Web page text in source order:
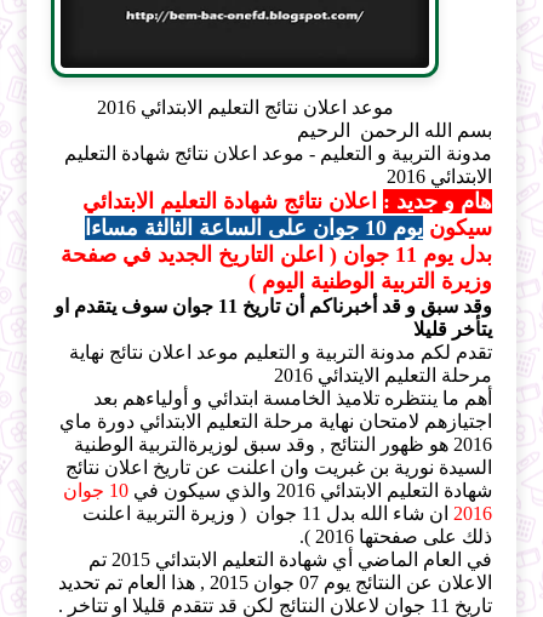
موعد اعلان نتائج التعليم الابتدائي 2016
بسم الله الرحمن الرحيم
مدونة التربية و التعليم - موعد اعلان نتائج شهادة التعليم
الابتدائي 2016
هام و جديد : اعلان نتائج شهادة التعليم الابتدائي
سيكونيوم 10 جوان على الساعة الثالثة مساءا
بدل يوم 11 جوان ( اعلن التاريخ الجديد في صفحة
وزيرة التربية الوطنية اليوم )
وقد سبق و قد أخبرناكم أن تاريخ 11 جوان سوف يتقدم او
يتأخر قليلا
تقدم لكم مدونة التربية و التعليم موعد اعلان نتائج نهاية
مرحلة التعليم الايتدائي 2016
أهم ما ينتظره تلاميذ الخامسة ابتدائي و أولياءهم بعد
اجتيازهم لامتحان نهاية مرحلة التعليم الابتدائي دورة ماي
2016 هو ظهور النتائج , وقد سبق لوزيرةالتربية الوطنية
السيدة نورية بن غبريت وان اعلنت عن تاريخ اعلان نتائج
شهادة التعليم الابتدائي 2016 والذي سيكون في
10 جوان
2016
ان شاء الله بدل 11 جوان ( وزيرة التربية اعلنت
ذلك على صفحتها 2016 ).
في العام الماضي أي شهادة التعليم الابتدائي 2015 تم
الاعلان عن النتائج يوم 07 جوان 2015 , هذا العام تم تحديد
تاريخ 11 جوان لاعلان النتائج لكن قد تتقدم قليلا او تتاخر .